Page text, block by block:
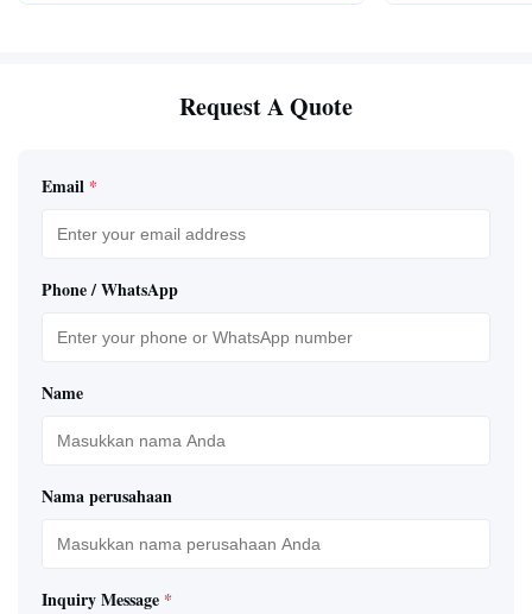
Request A Quote
Email *
Phone / WhatsApp
Name
Nama perusahaan
Inquiry Message *